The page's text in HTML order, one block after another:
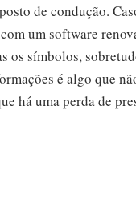
de condução.
um software
os símbolos,
é algo que
há uma perda de